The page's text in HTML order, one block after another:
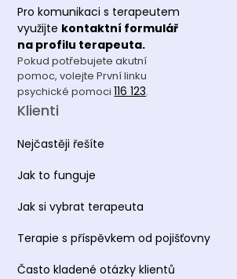
Mindfulness, INSTEP Academy
Sny naživo, INSTEP Academy
Improvizující terapeut, INSTEP
Focusing, Karel Kopřiva
Lucká, Luboš Kobrle
Asociace terapeutů
Vzdělání
Pro komunikaci s terapeutem
využijte kontaktní formulář
na profilu terapeuta.
Pokud potřebujete akutní
pomoc, volejte První linku
psychické pomoci116 123.
Klienti
Nejčastěji řešíte
Jak to funguje
Jak si vybrat terapeuta
Terapie s příspěvkem od pojišťovny
Často kladené otázky klientů